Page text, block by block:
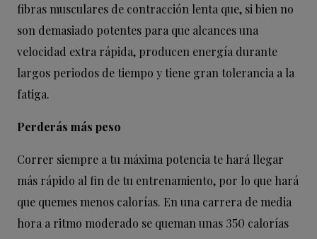
fibras musculares de contracción lenta que, si bien no
son demasiado potentes para que alcances una
velocidad extra rápida, producen energía durante
largos periodos de tiempo y tiene gran tolerancia a la
fatiga.
Perderás más peso
Correr siempre a tu máxima potencia te hará llegar
más rápido al fin de tu entrenamiento, por lo que hará
que quemes menos calorías. En una carrera de media
hora a ritmo moderado se queman unas 350 calorías